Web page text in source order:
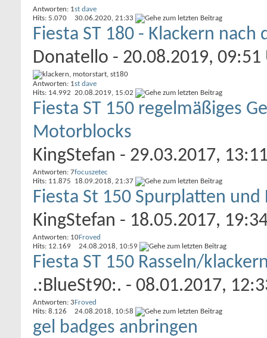
Antworten: 1
Hits: 5.070
st dave
30.06.2020, 21:33
Fiesta ST 180 - Klackern
Donatello - 20.08.2019, 09:51
Antworten: 1
Hits: 14.992
st dave
20.08.2019, 15:02
Fiesta ST 150 regelmäßiges
Motorblocks
KingStefan - 29.03.2017,
Antworten: 7
Hits: 11.875
focuszetec
18.09.2018, 21:37
Fiesta St 150 Spurplatten und
KingStefan - 18.05.2017,
Antworten: 10
Hits: 12.169
Froved
24.08.2018, 10:59
Fiesta ST 150 Rasseln/
.:BlueSt90:. - 08.01.2017,
Antworten: 3
Hits: 8.126
Froved
24.08.2018, 10:58
gel badges anbringen